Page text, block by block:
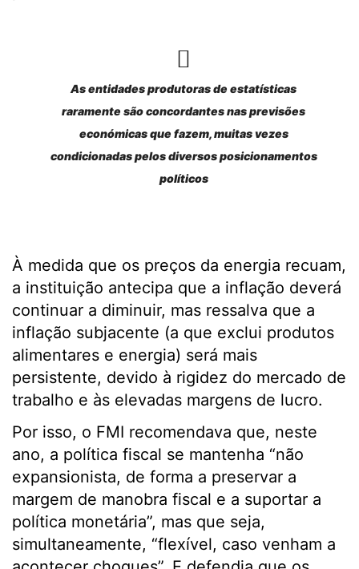
As entidades produtoras de estatísticas
raramente são concordantes nas previsões
económicas que fazem, muitas vezes
condicionadas pelos diversos posicionamentos
políticos
À medida que os preços da energia recuam,
a instituição antecipa que a inflação deverá
continuar a diminuir, mas ressalva que a
inflação subjacente (a que exclui produtos
alimentares e energia) será mais
persistente, devido à rigidez do mercado de
trabalho e às elevadas margens de lucro.
Por isso, o FMI recomendava que, neste
ano, a política fiscal se mantenha “não
expansionista, de forma a preservar a
margem de manobra fiscal e a suportar a
política monetária”, mas que seja,
simultaneamente, “flexível, caso venham a